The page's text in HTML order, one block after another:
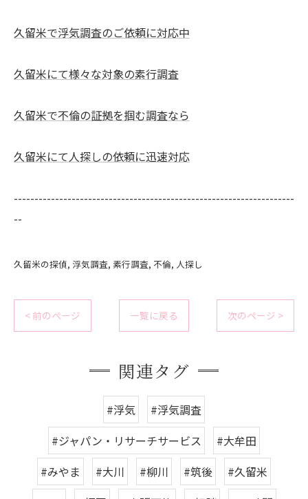
久留米で浮気調査のご依頼に対応中
久留米にて様々な対象の素行調査
久留米で不倫の証拠を掴む調査なら
久留米にて人探しの依頼に迅速対応
--------------------------------------------------------------------
--
久留米の探偵 浮気調査 素行調査 不倫 人探し
< 前のページ 一覧に戻る 次のページ >
関連タグ
#浮気
#浮気調査
#ジャパン・リサーチサービス
#大牟田
#みやま
#大川 #柳川 #筑後
#久留米